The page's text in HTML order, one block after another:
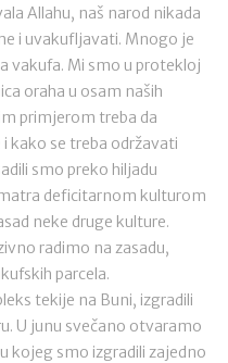
Allahu, naš narod nikada
i uvakufljavati. Mnogo je
vakufa. Mi smo u protekloj
oraha u osam naših
primjerom treba da
kako se treba održavati
smo preko hiljadu
deficitarnom kulturom
neke druge kulture.
radimo na zasadu,
parcela.
tekije na Buni, izgradili
U junu svečano otvaramo
kojeg smo izgradili zajedno